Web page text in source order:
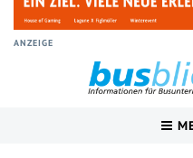
ANZEIGE